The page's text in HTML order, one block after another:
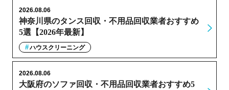
神奈川県のタンス回収・不用品回収業者おすすめ
5選【2026年最新】
2026.08.06
ハウスクリーニング
大阪府のソファ回収・不用品回収業者おすすめ5
2026.08.06